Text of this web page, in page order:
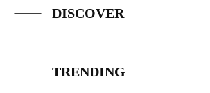
DISCOVER
TRENDING